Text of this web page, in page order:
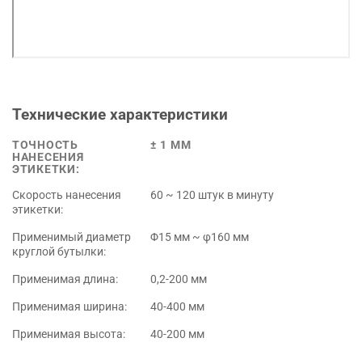
Технические характеристики
ТОЧНОСТЬ
НАНЕСЕНИЯ
ЭТИКЕТКИ:
± 1 ММ
Скорость нанесения
этикетки:
60 ~ 120 штук в минуту
Применимый диаметр
круглой бутылки:
Φ15 мм ~ φ160 мм
Применимая длина:
0,2-200 мм
Применимая ширина:
40-400 мм
Применимая высота:
40-200 мм